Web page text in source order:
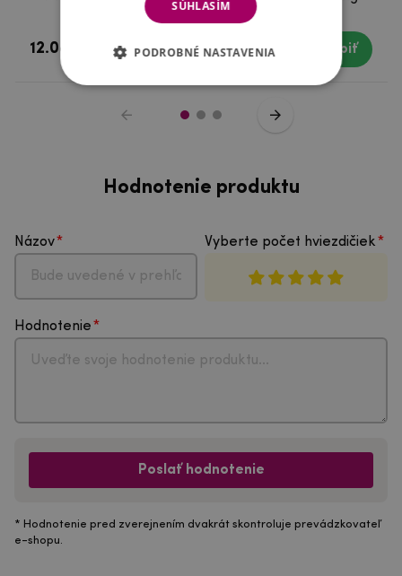
Galaxy M51
12.08 € Skladom Kúpiť
Hodnotenie produktu
Názov Vyberte počet hviezdičiek
Hodnotenie
Poslať hodnotenie
* Hodnotenie pred zverejnením dvakrát skontroluje prevádzkovateľ
e-shopu.
SÚHLASÍM
PODROBNÉ NASTAVENIA